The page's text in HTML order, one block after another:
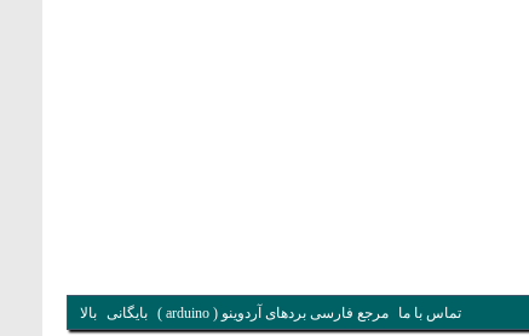
تماس با ما مرجع فارسی بردهای آردوینو ( arduino ) بایگانی بالا